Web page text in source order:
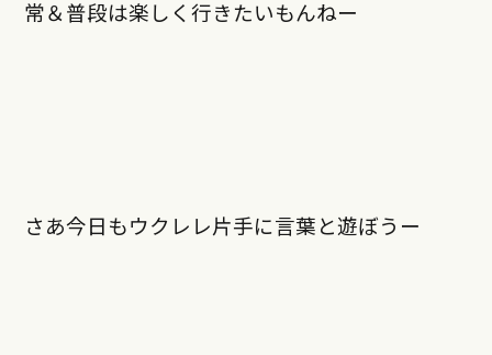
常＆普段は楽しく行きたいもんねー
さあ今日もウクレレ片手に言葉と遊ぼうー